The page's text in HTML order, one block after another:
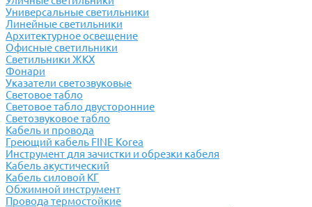
Универсальные светильники
Линейные светильники
Архитектурное освещение
Офисные светильники
Светильники ЖКХ
Фонари
Указатели светозвуковые
Световое табло
Световое табло двусторонние
Светозвуковое табло
Кабель и провода
Греющий кабель FINE Korea
Инструмент для зачистки и обрезки кабеля
Кабель акустический
Кабель силовой КГ
Обжимной инструмент
Провода термостойкие